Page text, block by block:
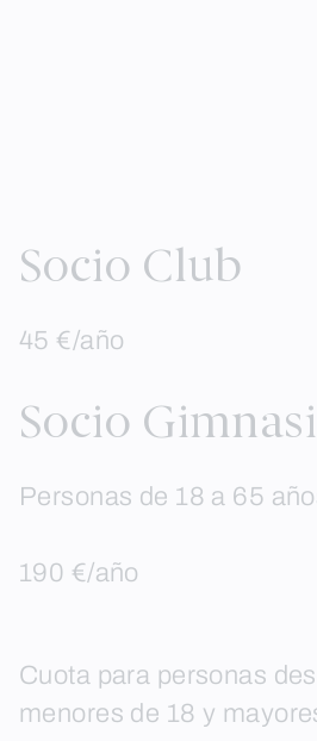
Socio Club
45 €/año
Socio
Personas de 18 a 65
190 €/año
Cuota para personas
menores de 18 y